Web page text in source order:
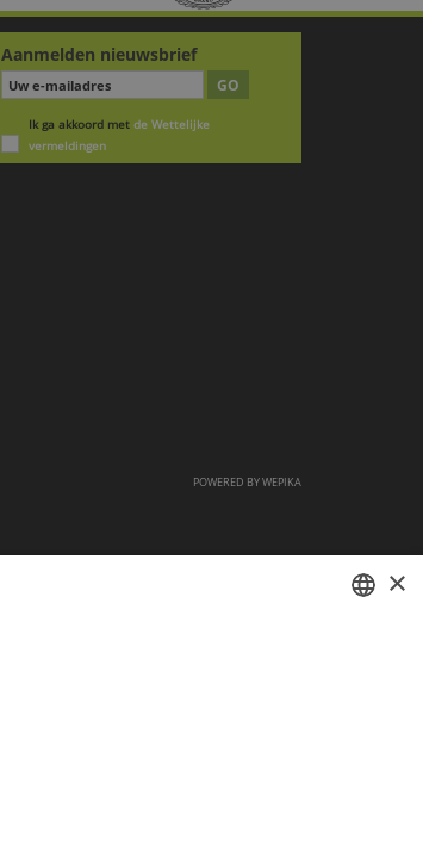
Aanmelden nieuwsbrief
GO
Ik ga akkoord met de Wettelijke
vermeldingen
POWERED BYWEPIKA
×